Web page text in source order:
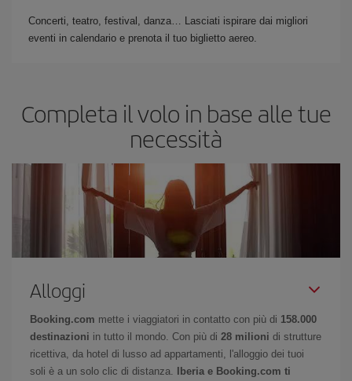
Concerti, teatro, festival, danza… Lasciati ispirare dai migliori
eventi in calendario e prenota il tuo biglietto aereo.
Completa il volo in base alle tue
necessità
Alloggi
Booking.com mette i viaggiatori in contatto con più di 158.000
destinazioni in tutto il mondo. Con più di 28 milioni di strutture
ricettiva, da hotel di lusso ad appartamenti, l'alloggio dei tuoi
soli è a un solo clic di distanza.
Iberia e Booking.com ti